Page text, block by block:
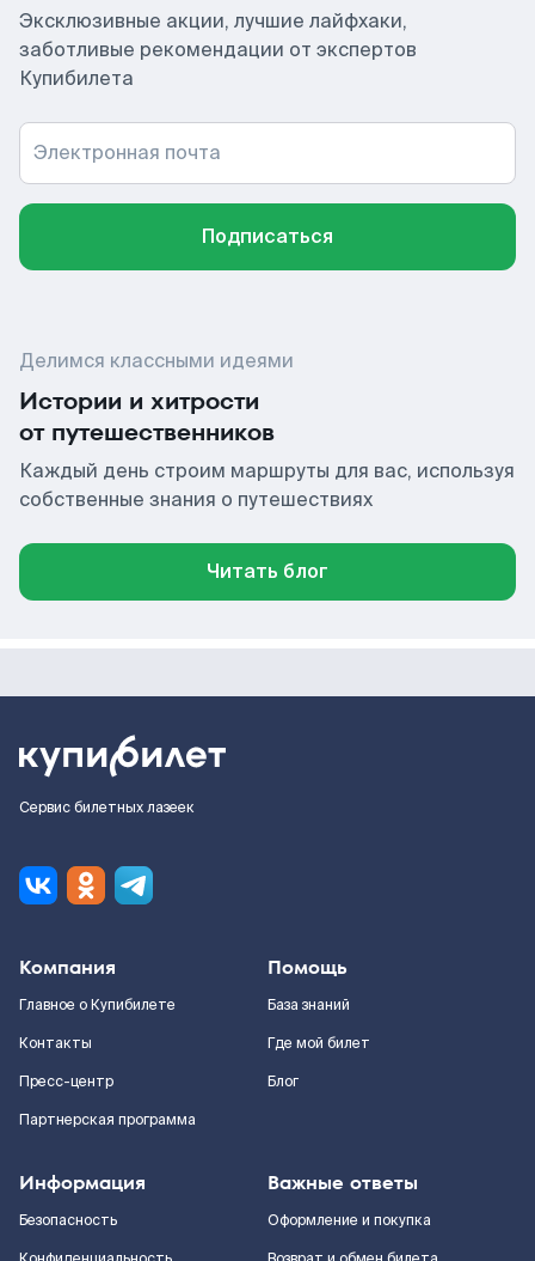
Эксклюзивные акции, лучшие лайфхаки,
заботливые рекомендации от экспертов
Купибилета
Электронная почта
Подписаться
Делимся классными идеями
Истории и хитрости
от путешественников
Каждый день строим маршруты для вас, используя
собственные знания о путешествиях
Читать блог
Сервис билетных лазеек
Компания
Главное о Купибилете
Контакты
Пресс-центр
Партнерская программа
Помощь
База знаний
Где мой билет
Блог
Информация
Безопасность
Важные ответы
Оформление и покупка